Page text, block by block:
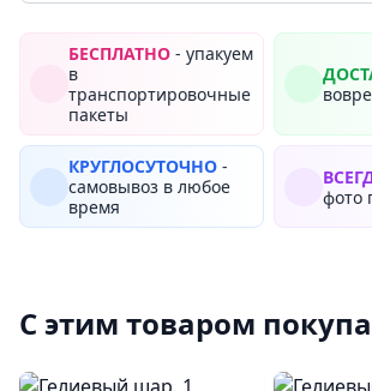
БЕСПЛАТНО - упакуем
в
транспортировочные
пакеты
КРУГЛОСУТОЧНО -
самовывоз в любое
время
фото
С этим товаром